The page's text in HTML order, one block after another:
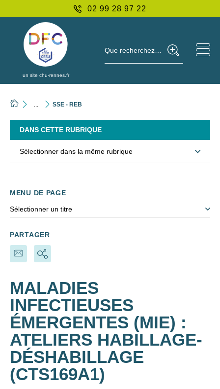
02 99 28 97 22
un site chu-rennes.fr
Que recherchez-vous ?
SSE - REB
DANS CETTE RUBRIQUE
Sélectionner dans la même rubrique
MENU DE PAGE
Sélectionner un titre
PARTAGER
MALADIES
INFECTIEUSES
ÉMERGENTES (MIE) :
ATELIERS HABILLAGE-
DÉSHABILLAGE
(CTS169A1)